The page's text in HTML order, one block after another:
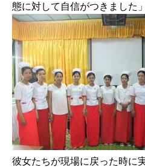
態に対して自信がつきました
彼女たちが現場に戻った時に